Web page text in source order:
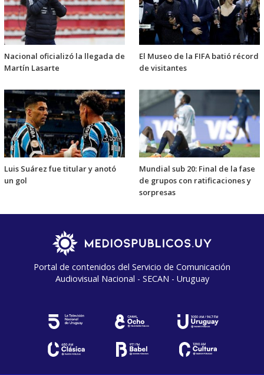
Nacional oficializó la llegada de
Martín Lasarte
El Museo de la FIFA batió récord
de visitantes
Luis Suárez fue titular y anotó
un gol
Mundial sub 20: Final de la fase
de grupos con ratificaciones y
sorpresas
Portal de contenidos del Servicio de Comunicación
Audiovisual Nacional - SECAN - Uruguay